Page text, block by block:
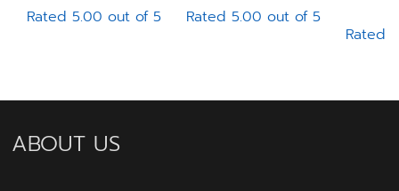
Rated5.00 out of 5
Rated5.00 out of 5
Rated
ABOUT US